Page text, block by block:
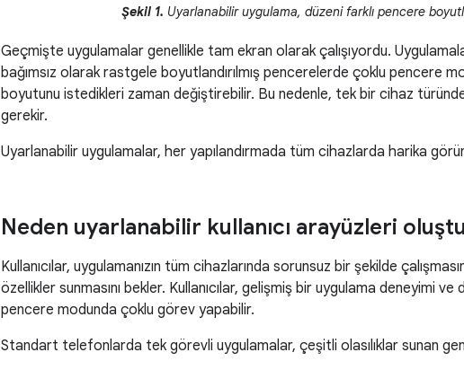
Şekil 1. Uyarlanabilir uygulama, düzeni farklı pencere
Geçmişte uygulamalar genellikle tam ekran olarak çalışıyordu.
bağımsız olarak rastgele boyutlandırılmış pencerelerde çoklu pencere
boyutunu istedikleri zaman değiştirebilir. Bu nedenle, tek bir cihaz
gerekir.
Uyarlanabilir uygulamalar, her yapılandırmada tüm cihazlarda harika
Neden uyarlanabilir kullanıcı arayüzleri
Kullanıcılar, uygulamanızın tüm cihazlarında sorunsuz bir şekilde
özellikler sunmasını bekler. Kullanıcılar, gelişmiş bir uygulama deneyimi
pencere modunda çoklu görev yapabilir.
Standart telefonlarda tek görevli uygulamalar, çeşitli olasılıklar sunan